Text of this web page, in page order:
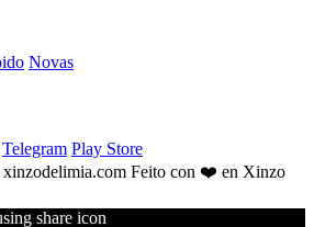
Novas
Telegram Play Store
Feito con ❤️ en Xinzo